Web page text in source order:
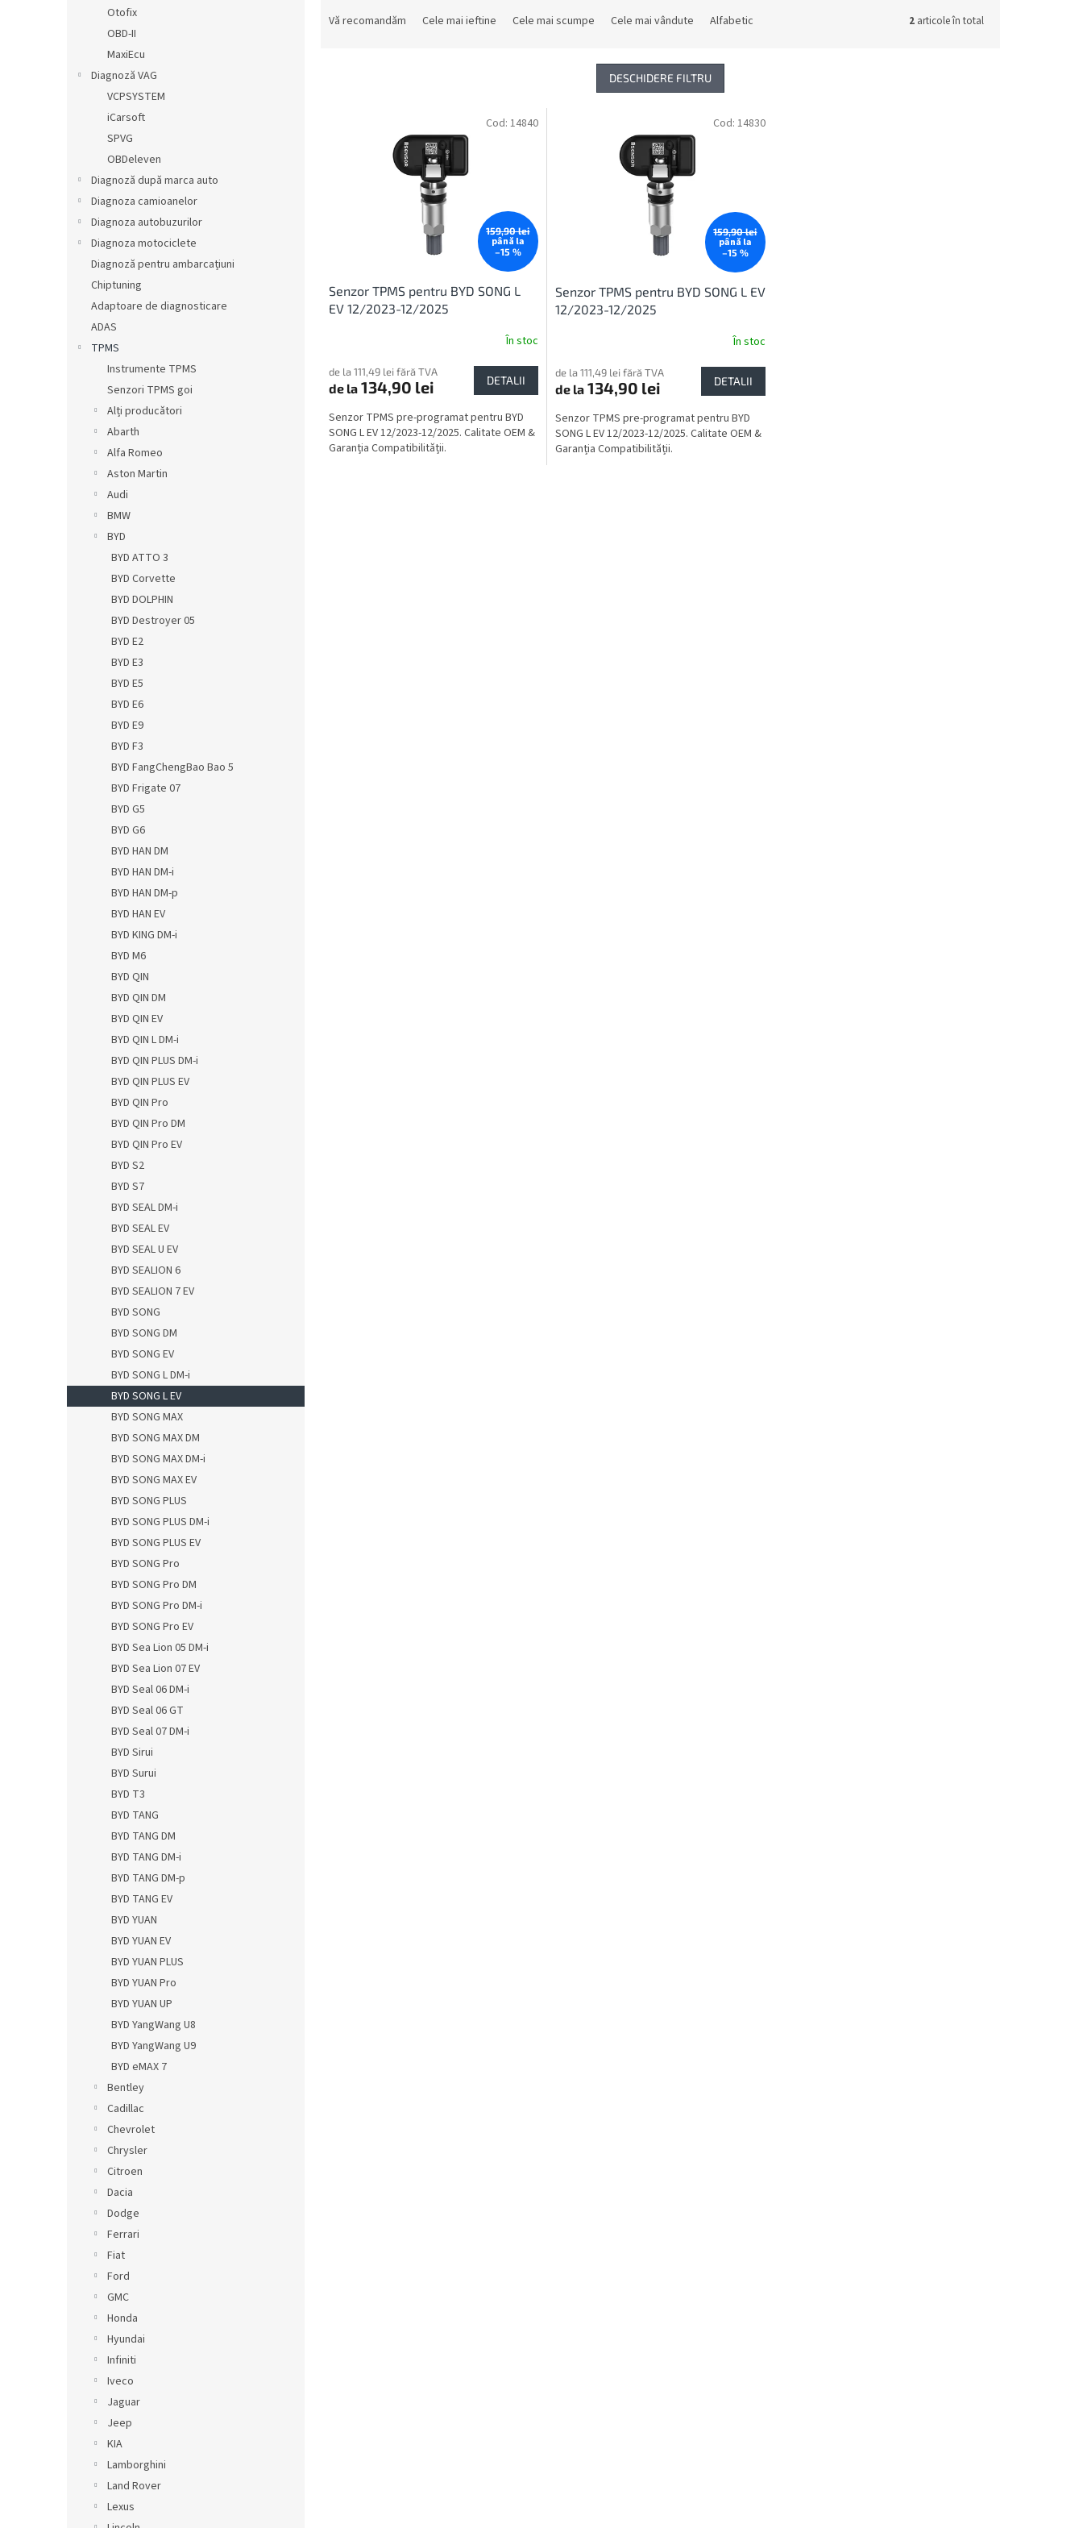
Otofix
OBD-II
MaxiEcu
Diagnoză VAG
VCPSYSTEM
iCarsoft
SPVG
OBDeleven
Diagnoză după marca auto
Diagnoza camioanelor
Diagnoza autobuzurilor
Diagnoza motociclete
Diagnoză pentru ambarcațiuni
Chiptuning
Adaptoare de diagnosticare
ADAS
TPMS
Instrumente TPMS
Senzori TPMS goi
Alți producători
Abarth
Alfa Romeo
Aston Martin
Audi
BMW
BYD
BYD ATTO 3
BYD Corvette
BYD DOLPHIN
BYD Destroyer 05
BYD E2
BYD E3
BYD E5
BYD E6
BYD E9
BYD F3
BYD FangChengBao Bao 5
BYD Frigate 07
BYD G5
BYD G6
BYD HAN DM
BYD HAN DM-i
BYD HAN DM-p
BYD HAN EV
BYD KING DM-i
BYD M6
BYD QIN
BYD QIN DM
BYD QIN EV
BYD QIN L DM-i
BYD QIN PLUS DM-i
BYD QIN PLUS EV
BYD QIN Pro
BYD QIN Pro DM
BYD QIN Pro EV
BYD S2
BYD S7
BYD SEAL DM-i
BYD SEAL EV
BYD SEAL U EV
BYD SEALION 6
BYD SEALION 7 EV
BYD SONG
BYD SONG DM
BYD SONG EV
BYD SONG L DM-i
BYD SONG L EV
BYD SONG MAX
BYD SONG MAX DM
BYD SONG MAX DM-i
BYD SONG MAX EV
BYD SONG PLUS
BYD SONG PLUS DM-i
BYD SONG PLUS EV
BYD SONG Pro
BYD SONG Pro DM
BYD SONG Pro DM-i
BYD SONG Pro EV
BYD Sea Lion 05 DM-i
BYD Sea Lion 07 EV
BYD Seal 06 DM-i
BYD Seal 06 GT
BYD Seal 07 DM-i
BYD Sirui
BYD Surui
BYD T3
BYD TANG
BYD TANG DM
BYD TANG DM-i
BYD TANG DM-p
BYD TANG EV
BYD YUAN
BYD YUAN EV
BYD YUAN PLUS
BYD YUAN Pro
BYD YUAN UP
BYD YangWang U8
BYD YangWang U9
BYD eMAX 7
Bentley
Cadillac
Chevrolet
Chrysler
Citroen
Dacia
Dodge
Ferrari
Fiat
Ford
GMC
Honda
Hyundai
Infiniti
Iveco
Jaguar
Jeep
KIA
Lamborghini
Land Rover
Lexus
Vă recomandăm Cele mai ieftine Cele mai scumpe Cele mai vândute Alfabetic 2 articole în total
DESCHIDERE FILTRU
159,90 lei
până la
–15 %
Senzor TPMS pentru BYD SONG L
EV 12/2023-12/2025
În stoc
de la 111,49 lei fără TVA
de la 134,90 lei DETALII
Senzor TPMS pre-programat pentru BYD
SONG L EV 12/2023-12/2025. Calitate OEM &
Garanția Compatibilității.
Cod: 14840
159,90 lei
până la
–15 %
Senzor TPMS pentru BYD SONG L EV
12/2023-12/2025
În stoc
de la 111,49 lei fără TVA
de la134,90 lei DETALII
Senzor TPMS pre-programat pentru BYD
SONG L EV 12/2023-12/2025. Calitate OEM &
Garanția Compatibilității.
Cod: 14830